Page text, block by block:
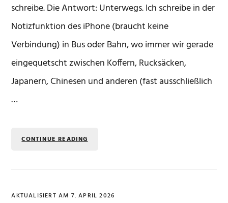
schreibe. Die Antwort: Unterwegs. Ich schreibe in der
Notizfunktion des iPhone (braucht keine
Verbindung) in Bus oder Bahn, wo immer wir gerade
eingequetscht zwischen Koffern, Rucksäcken,
Japanern, Chinesen und anderen (fast ausschließlich
…
CONTINUE READING
AKTUALISIERT AM 7. APRIL 2026